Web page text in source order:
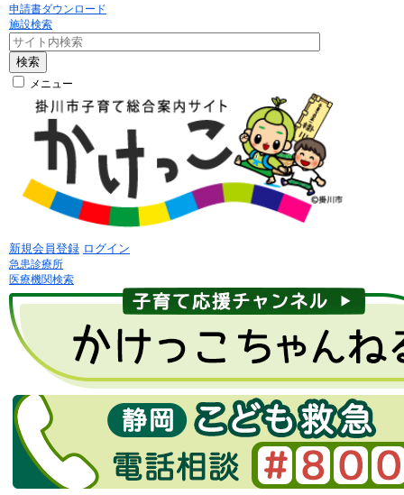
申請書ダウンロード
施設検索
検索
メニュー
新規会員登録 ログイン
急患診療所
医療機関検索